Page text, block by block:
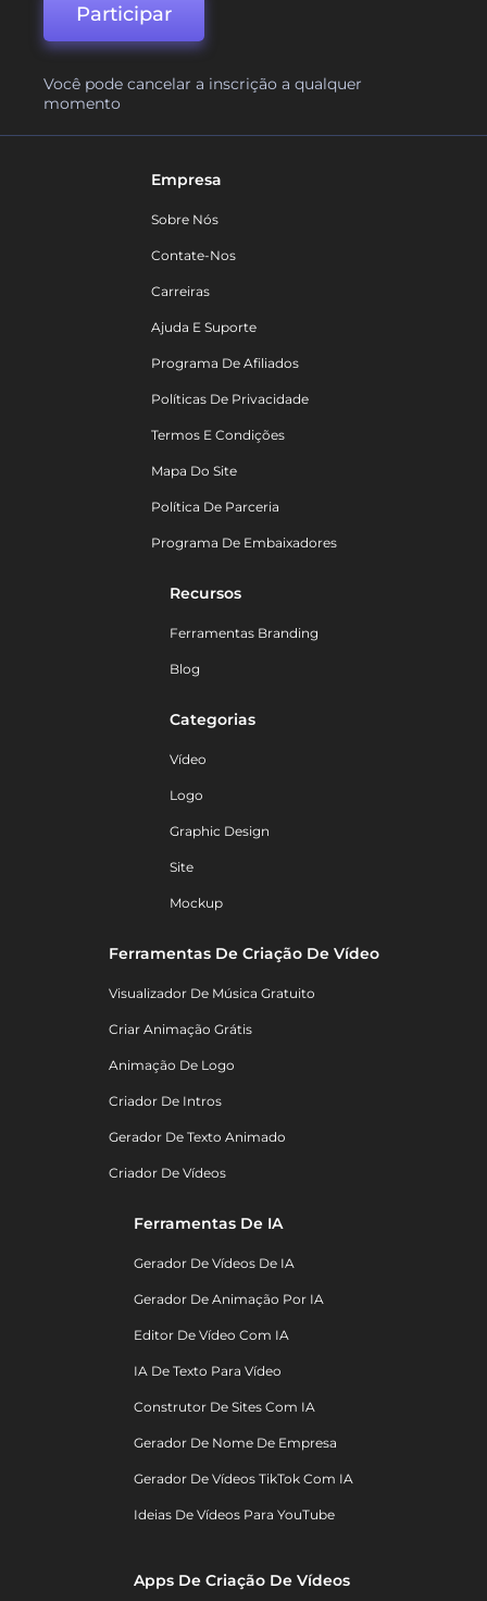
Participar
Você pode cancelar a inscrição a qualquer
momento
Empresa
Sobre Nós
Contate-Nos
Carreiras
Ajuda E Suporte
Programa De Afiliados
Políticas De Privacidade
Termos E Condições
Mapa Do Site
Política De Parceria
Programa De Embaixadores
Recursos
Ferramentas Branding
Blog
Categorias
Vídeo
Logo
Graphic Design
Site
Mockup
Ferramentas De Criação De Vídeo
Visualizador De Música Gratuito
Criar Animação Grátis
Animação De Logo
Criador De Intros
Gerador De Texto Animado
Criador De Vídeos
Ferramentas De IA
Gerador De Vídeos De IA
Gerador De Animação Por IA
Editor De Vídeo Com IA
IA De Texto Para Vídeo
Construtor De Sites Com IA
Gerador De Nome De Empresa
Gerador De Vídeos TikTok Com IA
Ideias De Vídeos Para YouTube
Apps De Criação De Vídeos